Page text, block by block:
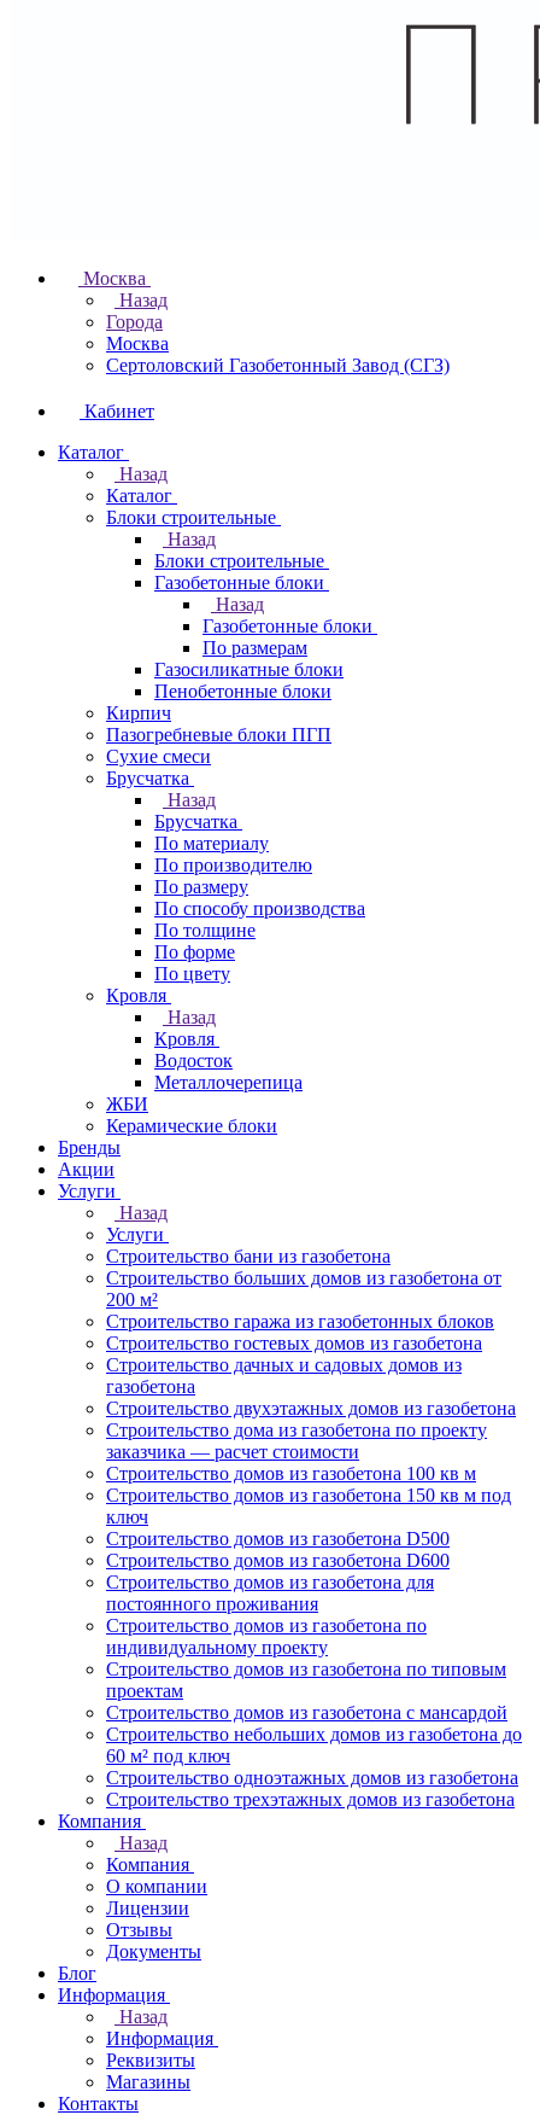
Москва
Назад
Города
Москва
Сертоловский Газобетонный Завод (СГЗ)
Кабинет
Каталог
Назад
Каталог
Блоки строительные
Назад
Блоки строительные
Газобетонные блоки
Назад
Газобетонные блоки
По размерам
Газосиликатные блоки
Пенобетонные блоки
Кирпич
Пазогребневые блоки ПГП
Сухие смеси
Брусчатка
Назад
Брусчатка
По материалу
По производителю
По размеру
По способу производства
По толщине
По форме
По цвету
Кровля
Назад
Кровля
Водосток
Металлочерепица
ЖБИ
Керамические блоки
Бренды
Акции
Услуги
Назад
Услуги
Строительство бани из газобетона
Строительство больших домов из газобетона от
200 м²
Строительство гаража из газобетонных блоков
Строительство гостевых домов из газобетона
Строительство дачных и садовых домов из
газобетона
Строительство двухэтажных домов из газобетона
Строительство дома из газобетона по проекту
заказчика — расчет стоимости
Строительство домов из газобетона 100 кв м
Строительство домов из газобетона 150 кв м под
ключ
Строительство домов из газобетона D500
Строительство домов из газобетона D600
Строительство домов из газобетона для
постоянного проживания
Строительство домов из газобетона по
индивидуальному проекту
Строительство домов из газобетона по типовым
проектам
Строительство домов из газобетона с мансардой
Строительство небольших домов из газобетона до
60 м² под ключ
Строительство одноэтажных домов из газобетона
Строительство трехэтажных домов из газобетона
Компания
Назад
Компания
О компании
Лицензии
Отзывы
Документы
Блог
Информация
Назад
Информация
Реквизиты
Магазины
Контакты